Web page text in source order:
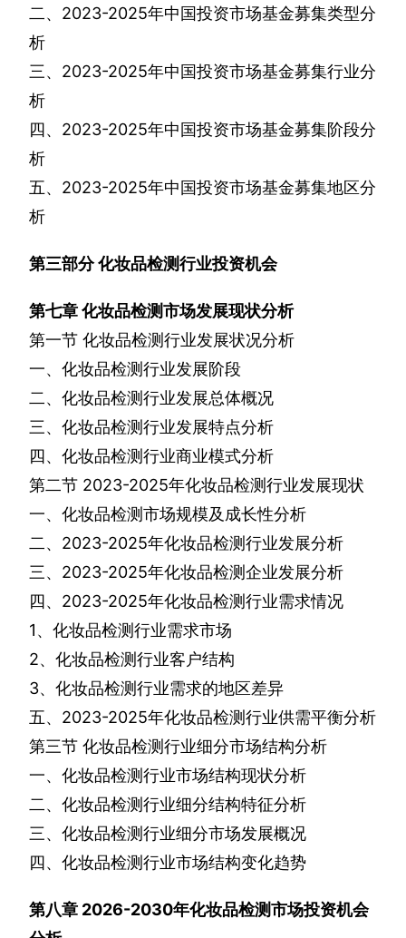
二、 2023-2025年中国投资市场基金募集类型分
析
三、 2023-2025年中国投资市场基金募集行业分
析
四、 2023-2025年中国投资市场基金募集阶段分
析
五、 2023-2025年中国投资市场基金募集地区分
析
第三部分化妆品检测行业投资机会
第七章化妆品检测市场发展现状分析
第一节 化妆品检测行业发展状况分析
一、化妆品检测行业发展阶段
二、化妆品检测行业发展总体概况
三、化妆品检测行业发展特点分析
四、化妆品检测行业商业模式分析
第二节 2023-2025年化妆品检测行业发展现状
一、化妆品检测市场规模及成长性分析
二、 2023-2025年化妆品检测行业发展分析
三、 2023-2025年化妆品检测企业发展分析
四、 2023-2025年化妆品检测行业需求情况
1、化妆品检测行业需求市场
2、化妆品检测行业客户结构
3、化妆品检测行业需求的地区差异
五、 2023-2025年化妆品检测行业供需平衡分析
第三节 化妆品检测行业细分市场结构分析
一、化妆品检测行业市场结构现状分析
二、化妆品检测行业细分结构特征分析
三、化妆品检测行业细分市场发展概况
四、化妆品检测行业市场结构变化趋势
第八章 2026-2030年化妆品检测市场投资机会